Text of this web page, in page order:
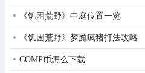
1.输入特殊符号时，先在edit
拉框有windows系统字体，同
边的script编码，在此导入特
《饥困荒野》中庭位置一览
《饥困荒野》梦魇疯猪打法攻略
COMP币怎么下载